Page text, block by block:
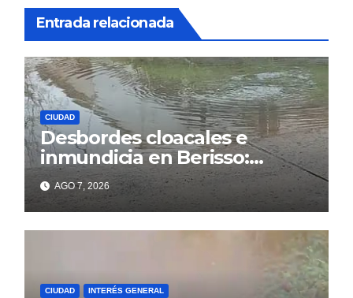
Entrada relacionada
CIUDAD
Desbordes cloacales e
inmundicia en Berisso:
colapso de la red en la calle
14AGO 7, 2026
CIUDAD INTERÉS GENERAL